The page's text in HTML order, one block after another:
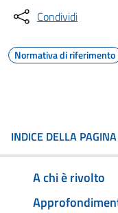
Condividi
Normativa di riferimento
INDICE DELLA PAGINA
A chi è rivolto